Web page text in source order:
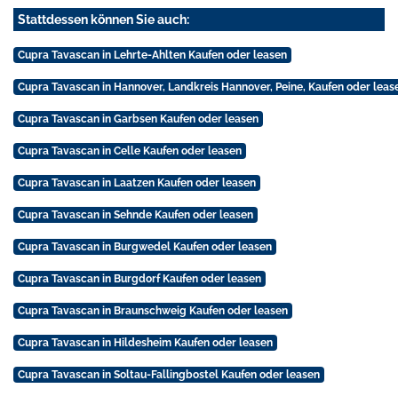
Stattdessen können Sie auch:
Cupra Tavascan in Lehrte-Ahlten Kaufen oder leasen
Cupra Tavascan in Hannover, Landkreis Hannover, Peine, Kaufen oder
Cupra Tavascan in Garbsen Kaufen oder leasen
Cupra Tavascan in Celle Kaufen oder leasen
Cupra Tavascan in Laatzen Kaufen oder leasen
Cupra Tavascan in Sehnde Kaufen oder leasen
Cupra Tavascan in Burgwedel Kaufen oder leasen
Cupra Tavascan in Burgdorf Kaufen oder leasen
Cupra Tavascan in Braunschweig Kaufen oder leasen
Cupra Tavascan in Hildesheim Kaufen oder leasen
Cupra Tavascan in Soltau-Fallingbostel Kaufen oder leasen